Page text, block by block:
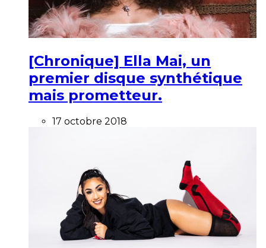
[Chronique] Ella Mai, un
premier disque synthétique
mais prometteur.
17 octobre 2018